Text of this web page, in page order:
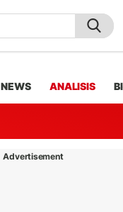
NEWS ANALISIS
Advertisement